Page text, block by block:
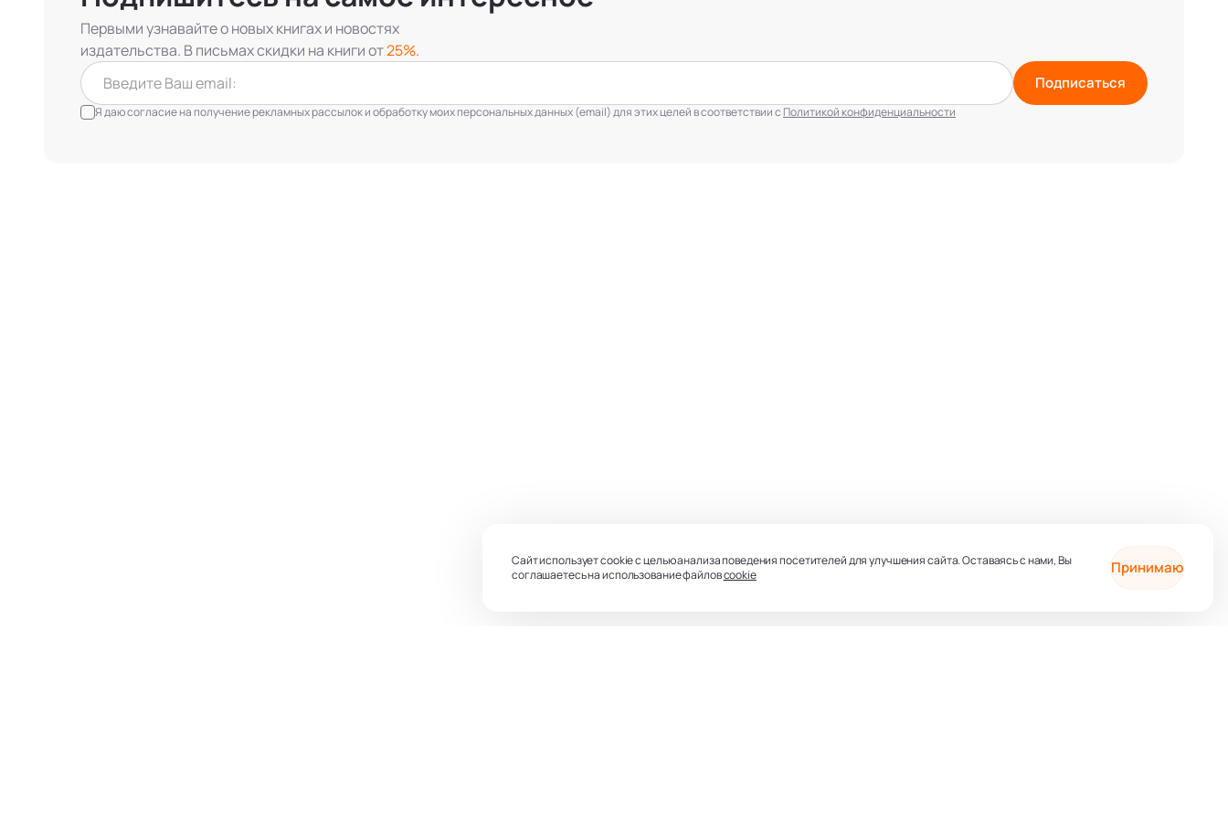
Первыми узнавайте о новых книгах и новостях
издательства. В письмах скидки на книги от25%.
Подписаться
Я даю согласие на получение рекламных рассылок и обработку моих персональных данных (email) для этих целей в соответствии с Политикой конфиденциальности
Сайт использует cookie с целью анализа поведения посетителей для улучшения сайта. Оставаясь с нами, Вы
соглашаетесь на использование файловcookie Принимаю